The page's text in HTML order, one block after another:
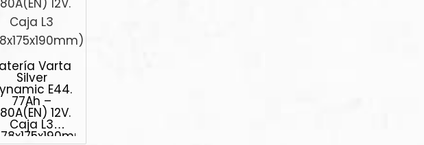
Varta
Silver
E44.
77Ah –
12V.
Caja L3